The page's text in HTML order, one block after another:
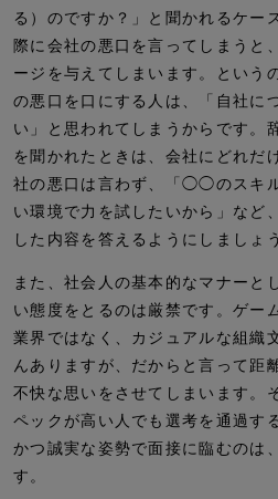
る）のですか？」と聞かれるケー
際に会社の悪口を言ってしまうと
ージを与えてしまいます。という
の悪口を口にする人は、「自社に
い」と思われてしまうからです。
を聞かれたときは、会社にどれだ
社の悪口は言わず、「◯◯のスキ
い環境で力を試したいから」など
した内容を答えるようにしましょ
また、社会人の基本的なマナーと
い態度をとるのは厳禁です。ゲー
業界ではなく、カジュアルな組織
んありますが、だからと言って距
不快な思いをさせてしまいます。
ペックが高い人でも選考を通過す
かつ誠実な姿勢で面接に臨むのは
す。